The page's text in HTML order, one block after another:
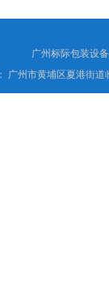
广州标际包装设
广州市黄埔区夏港街